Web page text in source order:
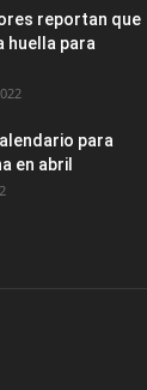
reportan que
huella para
para
en abril